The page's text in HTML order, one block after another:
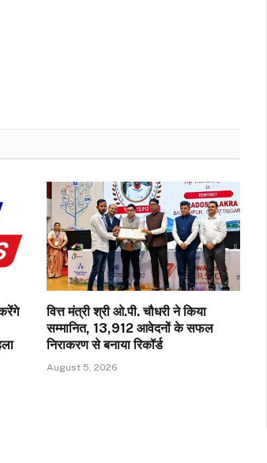
वित्त मंत्री श्री ओ.पी. चौधरी ने किया
सम्मानित, 13,912 आवेदनों के सफल
निराकरण से बनाया रिकॉर्ड
August 5, 2026